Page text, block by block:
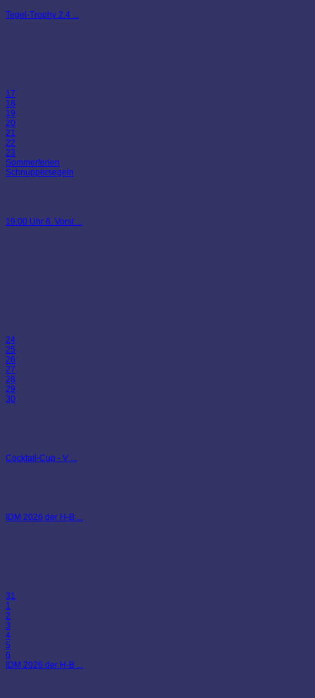
Tegel-Trophy 2.4 ...
17
18
19
20
21
22
23
Sommerferien
Schnuppersegeln
19:00 Uhr 6. Vorst ...
24
25
26
27
28
29
30
Cocktail-Cup - V ...
IDM 2026 der H-B ...
31
1
2
3
4
5
6
IDM 2026 der H-B ...